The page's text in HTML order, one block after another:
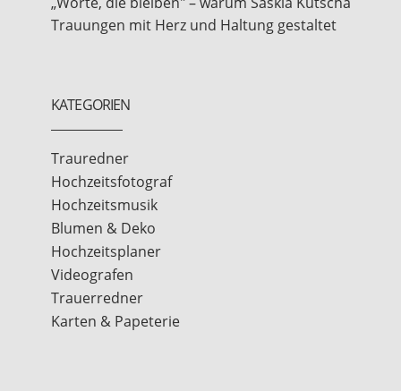
Trauungen mit Herz und Haltung gestaltet
KATEGORIEN
Trauredner
Hochzeitsfotograf
Hochzeitsmusik
Blumen & Deko
Hochzeitsplaner
Videografen
Trauerredner
Karten & Papeterie